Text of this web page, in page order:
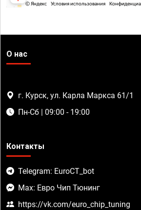
О нас
г. Курск, ул. Карла Маркса 61/1
Пн-Сб | 09:00 - 19:00
Контакты
Telegram: EuroCT_bot
Max: Евро Чип Тюнинг
https://vk.com/euro_chip_tuning